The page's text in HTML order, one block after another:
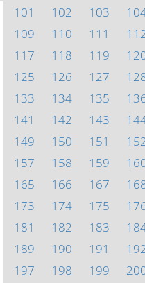
101
102 103
109
110 111
117
118 119
125
126 127
133
134 135
141
142 143
149
150 151
157
158 159
165
166 167
173
174 175
181
182 183
189
190 191
197
198 199